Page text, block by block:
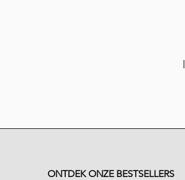
ONTDEK ONZE BESTSELLERS